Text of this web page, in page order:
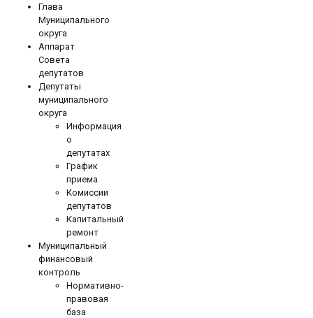
Глава
Муниципального
округа
Аппарат
Совета
депутатов
Депутаты
муниципального
округа
Информация
о
депутатах
График
приема
Комиссии
депутатов
Капитальный
ремонт
Муниципальный
финансовый
контроль
Нормативно-
правовая
база